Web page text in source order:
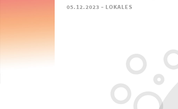
05.12.2023 - LOKALES